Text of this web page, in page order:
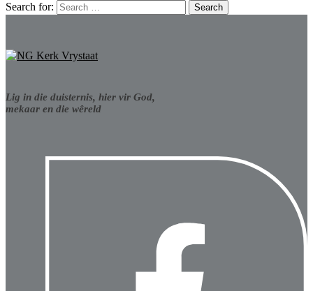
Search for:
Lig in die duisternis, hier vir God,
mekaar en die wêreld